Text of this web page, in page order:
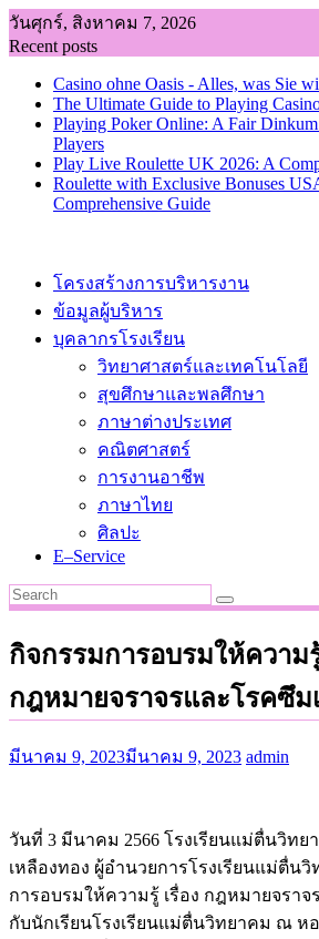
Skip
to
content
วันศุกร์, สิงหาคม 7, 2026
Recent posts
Casino ohne Oasis - Alles, was Sie
The Ultimate Guide to Playing
Playing Poker Online: A Fair
Players
Play Live Roulette UK 2026: A
Roulette with Exclusive Bonuses
Comprehensive Guide
โครงสร้างการบริหารงาน
ข้อมูลผู้บริหาร
บุคลากรโรงเรียน
วิทยาศาสตร์และเทคโนโลยี
สุขศึกษาและพลศึกษา
ภาษาต่างประเทศ
คณิตศาสตร์
การงานอาชีพ
ภาษาไทย
ศิลปะ
E–Service
กิจกรรมการอบรมให้ความ
กฎหมายจราจรและโรคซึม
มีนาคม 9, 2023มีนาคม 9, 2023 admin
วันที่ 3 มีนาคม 2566 โรงเรียนแม่ตื่นวิทย
เหลืองทอง ผู้อำนวยการโรงเรียนแม่ตื่น
การอบรมให้ความรู้ เรื่อง กฎหมายจราจ
กับนักเรียนโรงเรียนแม่ตื่นวิทยาคม ณ ห